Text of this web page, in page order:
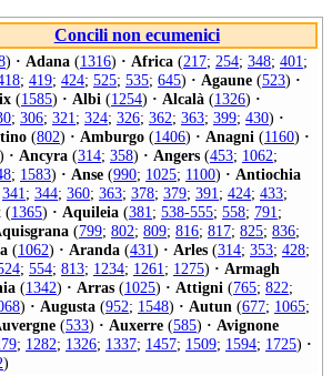
Concili non ecumenici
) · Adana (1316) · Africa (217; 254; 348; 401;
; 419; 424; 525; 535; 645) · Agaune (523) ·
(1585) · Albi (1254) · Alcalà (1326) ·
; 306; 321; 324; 326; 362; 363; 399; 430) ·
(802) · Amburgo (1406) · Anagni (1160) ·
) · Ancyra (314; 358) · Angers (453; 1062;
; 1583) · Anse (990; 1025; 1100) · Antiochia
341; 344; 360; 363; 378; 379; 391; 424; 433;
(1365) · Aquileia (381; 538-555; 558; 791;
(799; 802; 809; 816; 817; 825; 836;
(1062) · Aranda (431) · Arles (314; 353; 428;
; 554; 813; 1234; 1261; 1275) · Armagh
(1342) · Arras (1025) · Attigni (765; 822;
) · Augusta (952; 1548) · Autun (677; 1065;
(533) · Auxerre (585) · Avignone
; 1282; 1326; 1337; 1457; 1509; 1594; 1725) ·
)